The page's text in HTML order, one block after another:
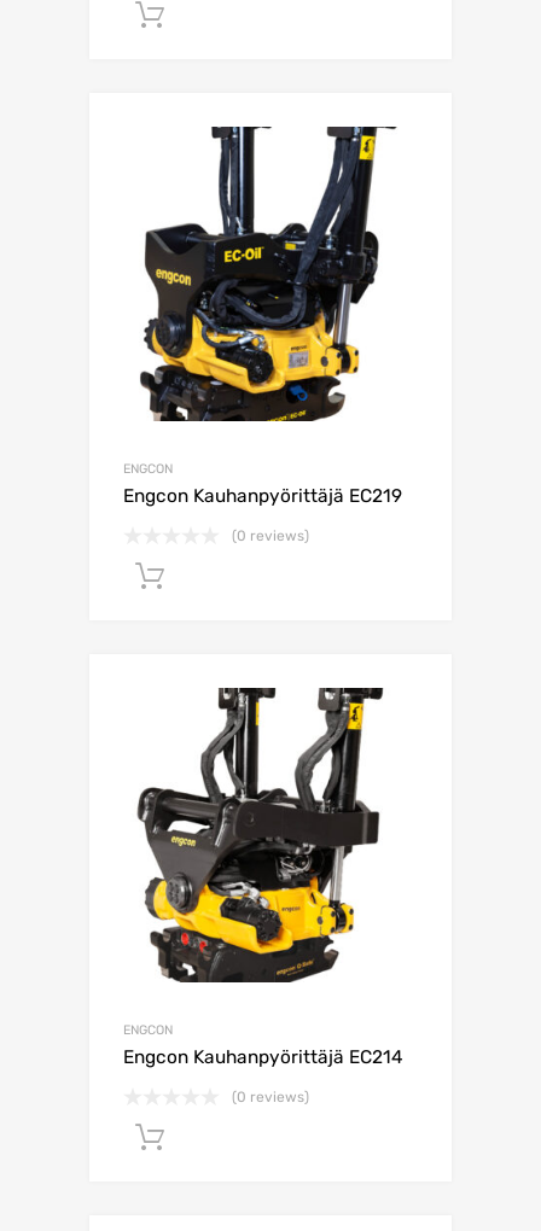
ENGCON
Engcon Kauhanpyörittäjä EC219
(0 reviews)
ENGCON
Engcon Kauhanpyörittäjä EC214
(0 reviews)